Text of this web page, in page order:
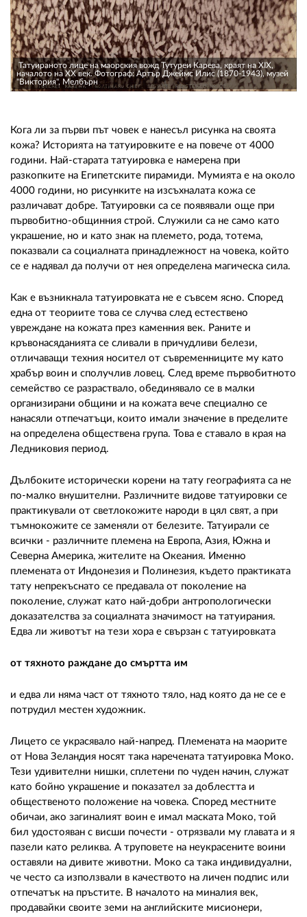
Татуираното лице на маорския вожд Тутуреи Карева, краят на XIX,
началото на XX век. Фотограф: Артър Джеймс Илис (1870-1943), музей
"Виктория", Мелбърн
Кога ли за първи път човек е нанесъл рисунка на своята
кожа? Историята на татуировките е на повече от 4000
години. Най-старата татуировка е намерена при
разкопките на Египетските пирамиди. Мумията е на около
4000 години, но рисунките на изсъхналата кожа се
различават добре. Татуировки са се появявали още при
първобитно-общинния строй. Служили са не само като
украшение, но и като знак на племето, рода, тотема,
показвали са социалната принадлежност на човека, който
се е надявал да получи от нея определена магическа сила.
Как е възникнала татуировката не е съвсем ясно. Според
една от теориите това се случва след естествено
увреждане на кожата през каменния век. Раните и
кръвонасяданията се сливали в причудливи белези,
отличаващи техния носител от съвременниците му като
храбър воин и сполучлив ловец. След време първобитното
семейство се разраствало, обединявало се в малки
организирани общини и на кожата вече специално се
нанасяли отпечатъци, които имали значение в пределите
на определена обществена група. Това е ставало в края на
Ледниковия период.
Дълбоките исторически корени на тату географията са не
по-малко внушителни. Различните видове татуировки се
практикували от светлокожите народи в цял свят, а при
тъмнокожите се заменяли от белезите. Татуирали се
всички - различните племена на Европа, Азия, Южна и
Северна Америка, жителите на Океания. Именно
племената от Индонезия и Полинезия, където практиката
тату непрекъснато се предавала от поколение на
поколение, служат като най-добри антропологически
доказателства за социалната значимост на татуирания.
Едва ли животът на тези хора е свързан с татуировката
от тяхното раждане до смъртта им
и едва ли няма част от тяхното тяло, над която да не се е
потрудил местен художник.
Лицето се украсявало най-напред. Племената на маорите
от Нова Зеландия носят така наречената татуировка Моко.
Тези удивителни нишки, сплетени по чуден начин, служат
като бойно украшение и показател за доблестта и
общественото положение на човека. Според местните
обичаи, ако загиналият воин е имал маската Моко, той
бил удостояван с висши почести - отрязвали му главата и я
пазели като реликва. А труповете на неукрасените воини
оставяли на дивите животни. Моко са така индивидуални,
че често са използвали в качеството на личен подпис или
отпечатък на пръстите. В началото на миналия век,
продавайки своите земи на английските мисионери,